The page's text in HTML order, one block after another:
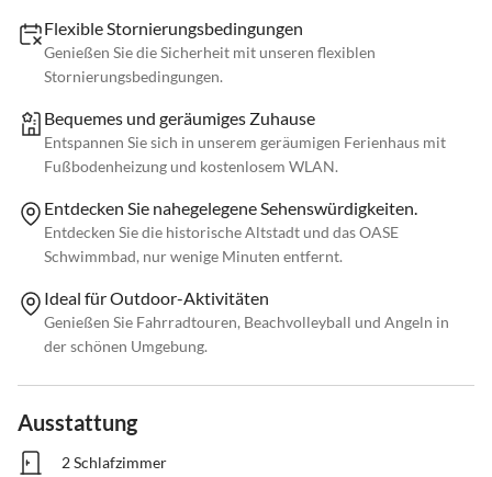
Flexible Stornierungsbedingungen
Genießen Sie die Sicherheit mit unseren flexiblen
Stornierungsbedingungen.
Bequemes und geräumiges Zuhause
Entspannen Sie sich in unserem geräumigen Ferienhaus mit
Fußbodenheizung und kostenlosem WLAN.
Entdecken Sie nahegelegene Sehenswürdigkeiten.
Entdecken Sie die historische Altstadt und das OASE
Schwimmbad, nur wenige Minuten entfernt.
Ideal für Outdoor-Aktivitäten
Genießen Sie Fahrradtouren, Beachvolleyball und Angeln in
der schönen Umgebung.
Ausstattung
2 Schlafzimmer